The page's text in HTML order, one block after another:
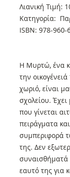
Λιανική Τιμή:
Κατηγορία:
ISBN: 978-960-
Η Μυρτώ, ένα
την
χωριό, είναι
σχολείου. Έχει
που γίνεται
πειράγματα
συμπεριφορά
της. Δεν
συναισθήματά
εαυτό της για